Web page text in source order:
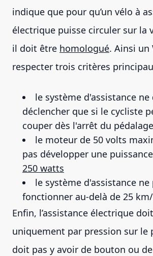
indique que pour qu’un vélo à
électrique puisse circuler sur la
il doit être homologué. Ainsi un
respecter trois critères
le système d'assistance
déclencher que si le cycliste
couper dès l'arrêt du pédalage
le moteur de 50 volts
pas développer une
250 watts
le système d'assistance ne
fonctionner au-delà de 25
Enfin, l’assistance électrique
uniquement par pression sur le
doit pas y avoir de bouton ou